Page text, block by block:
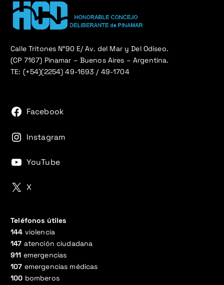
Calle Tritones N°90 E/ Av. del Mar y Del Odiseo.
(CP 7167) Pinamar – Buenos Aires – Argentina.
TE: (+54)(2254) 49-1693 / 49-1704
Facebook
Instagram
YouTube
X
Teléfonos útiles
144 violencia
147 atención ciudadana
911 emergencias
107 emergencias médicas
100 bomberos